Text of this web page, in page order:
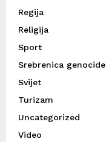
Regija
Religija
Sport
Srebrenica genocide
Svijet
Turizam
Uncategorized
Video